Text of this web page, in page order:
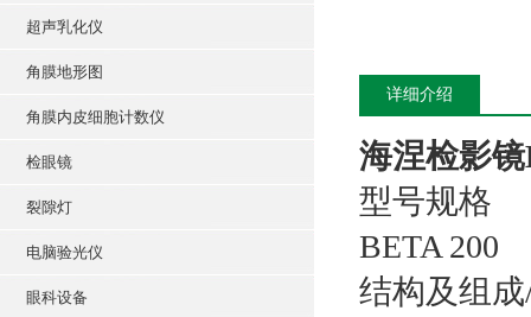
超声乳化仪
角膜地形图
角膜内皮细胞计数仪
检眼镜
裂隙灯
电脑验光仪
眼科设备
详细介绍
海涅检影
型号规格
BETA 200
结构及组